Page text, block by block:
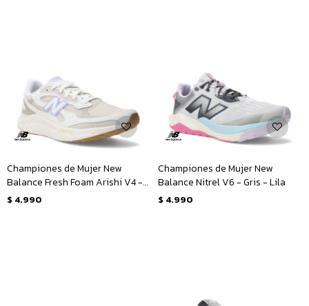
Championes de Mujer New
Balance Fresh Foam Arishi V4 -
Beige - Lila
$ 4.990
Championes de Mujer New
Balance Nitrel V6 - Gris - Lila
$ 4.990